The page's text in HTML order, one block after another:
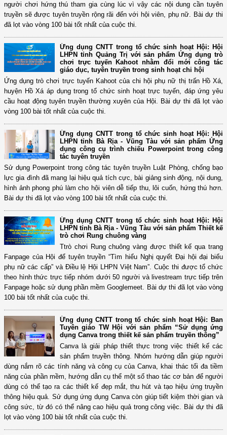
người chơi hứng thú tham gia cùng lúc vì vậy các nội dung cần tuyên
truyền sẽ được tuyên truyền rộng rãi đến với hội viên, phụ nữ. Bài dự thi
đã lọt vào vòng 100 bài tốt nhất của cuộc thi.
Ứng dụng CNTT trong tổ chức sinh hoạt Hội: Hội
LHPN tỉnh Quảng Trị với sản phẩm Ứng dụng trò
chơi trực tuyến Kahoot nhằm đổi mới công tác
giáo dục, tuyên truyền trong sinh hoạt chi hội
Ứng dụng trò chơi trực tuyến Kahoot của chi hội phụ nữ thị trấn Hồ Xá,
huyện Hồ Xá áp dụng trong tổ chức sinh hoạt trực tuyến, đáp ứng yêu
cầu hoạt động tuyên truyền thường xuyên của Hội. Bài dự thi đã lọt vào
vòng 100 bài tốt nhất của cuộc thi.
Ứng dụng CNTT trong tổ chức sinh hoạt Hội: Hội
LHPN tỉnh Bà Rịa - Vũng Tàu với sản phẩm Ứng
dụng công cụ trình chiếu Powerpoint trong công
tác tuyên truyền
Sử dụng Powerpoint trong công tác tuyên truyền Luật Phòng, chống bạo
lực gia đình đã mang lại hiệu quả tích cực, bài giảng sinh động, nội dung,
hình ảnh phong phú làm cho hội viên dễ tiếp thu, lôi cuốn, hứng thú hơn.
Bài dự thi đã lọt vào vòng 100 bài tốt nhất của cuộc thi.
Ứng dụng CNTT trong tổ chức sinh hoạt Hội: Hội
LHPN tỉnh Bà Rịa - Vũng Tàu với sản phẩm Thiết kế
trò chơi Rung chuông vàng
Ttrò chơi Rung chuông vàng được thiết kế qua trang
Fanpage của Hội để tuyên truyền “Tìm hiểu Nghị quyết Đại hội đại biểu
phụ nữ các cấp” và Điều lệ Hội LHPN Việt Nam”. Cuộc thi được tổ chức
theo hình thức trực tiếp nhóm dưới 50 người và livestream trực tiếp trên
Fanpage hoặc sử dụng phần mềm Googlemeet. Bài dự thi đã lọt vào vòng
100 bài tốt nhất của cuộc thi.
Ứng dụng CNTT trong tổ chức sinh hoạt Hội: Ban
Tuyên giáo TW Hội với sản phẩm “Sử dụng ứng
dụng Canva trong thiết kế sản phẩm truyền thông”
Canva là giải pháp thiết thực trong việc thiết kế các
sản phẩm truyền thông. Nhóm hướng dẫn giúp người
dùng nắm rõ các tính năng và công cụ của Canva, khai thác tối đa tiềm
năng của phần mềm, hướng dẫn cụ thể một số thao tác cơ bản để người
dùng có thể tạo ra các thiết kế đẹp mắt, thu hút và tạo hiệu ứng truyền
thông hiệu quả. Sử dụng ứng dụng Canva còn giúp tiết kiệm thời gian và
công sức, từ đó có thể nâng cao hiệu quả trong công việc. Bài dự thi đã
lọt vào vòng 100 bài tốt nhất của cuộc thi.